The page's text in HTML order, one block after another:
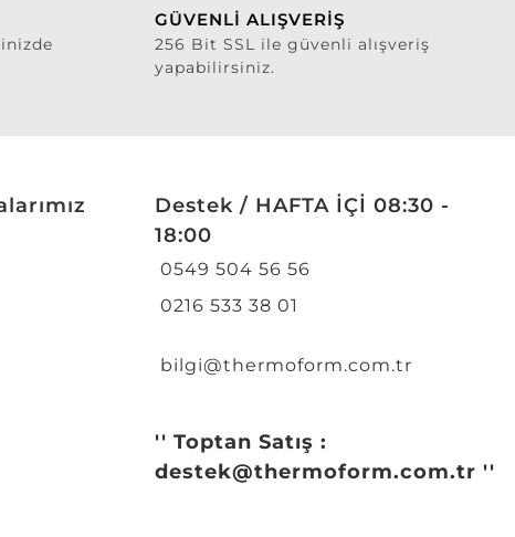
GÜVENLİ ALIŞVERİŞ
256 Bit SSL ile güvenli alışveriş
yapabilirsiniz.
Destek / HAFTA İÇİ 08:30 -
18:00
0549 504 56 56
0216 533 38 01
bilgi@thermoform.com.tr
'' Toptan Satış :
destek@thermoform.com.tr ''